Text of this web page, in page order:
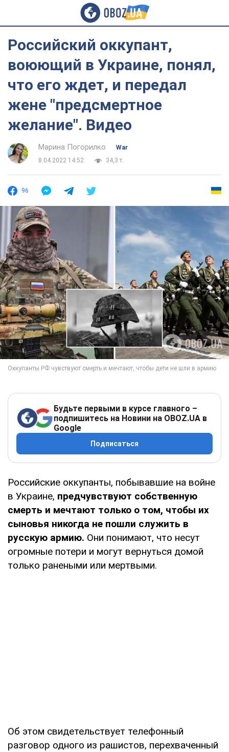
Российский оккупант,
воюющий в Украине, понял,
что его ждет, и передал
жене "предсмертное
желание". Видео
Марина Погорилко
War
8.04.2022 14:52
34,3 т.
96
Будьте первыми в курсе главного –
подпишитесь на Новини на OBOZ.UA в
Google
Подписаться
Российские оккупанты, побывавшие на войне
в Украине, предчувствуют собственную
смерть и мечтают только о том, чтобы их
сыновья никогда не пошли служить в
русскую армию. Они понимают, что несут
огромные потери и могут вернуться домой
только ранеными или мертвыми.
Об этом свидетельствует телефонный
разговор одного из рашистов, перехваченный